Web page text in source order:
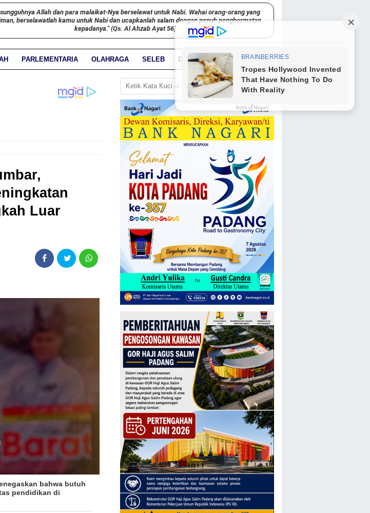
Allah dan para malaikat-Nya berselawat untuk Nabi. Wahai orang-orang yang
berselawatlah kamu untuk Nabi dan ucapkanlah salam dengan penuh penghormatan
kepadanya." (Qs. Al Ahzab Ayat 56)
PARLEMENTARIA OLAHRAGA SELEB DUNIA PARIWARA
Luar
bahwa butuh
pendidikan di
GO